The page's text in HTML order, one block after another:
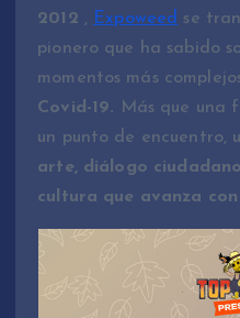
2012 , Expoweed se
pionero que ha sabido
momentos más
Covid-19. Más que una
un punto de encuentro,
arte, diálogo
cultura que avanza